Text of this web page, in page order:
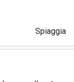
Spiaggia